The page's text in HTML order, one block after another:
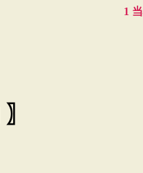
1
〗